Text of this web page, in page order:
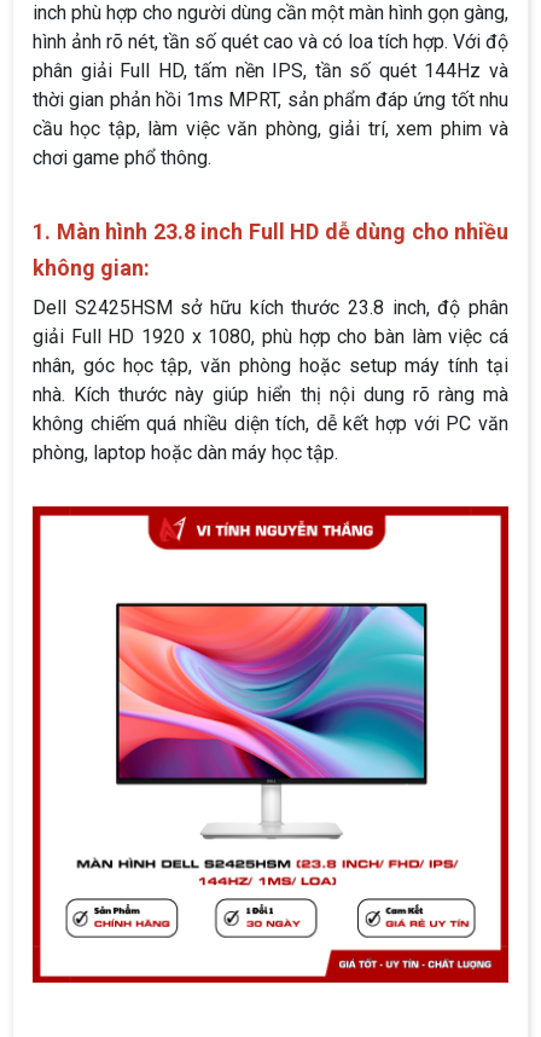
inch phù hợp cho người dùng cần một màn hình gọn gàng,
hình ảnh rõ nét, tần số quét cao và có loa tích hợp. Với độ
phân giải Full HD, tấm nền IPS, tần số quét 144Hz và
thời gian phản hồi 1ms MPRT, sản phẩm đáp ứng tốt nhu
cầu học tập, làm việc văn phòng, giải trí, xem phim và
chơi game phổ thông.
1. Màn hình 23.8 inch Full HD dễ dùng cho nhiều
không gian:
Dell S2425HSM sở hữu kích thước 23.8 inch, độ phân
giải Full HD 1920 x 1080, phù hợp cho bàn làm việc cá
nhân, góc học tập, văn phòng hoặc setup máy tính tại
nhà. Kích thước này giúp hiển thị nội dung rõ ràng mà
không chiếm quá nhiều diện tích, dễ kết hợp với PC văn
phòng, laptop hoặc dàn máy học tập.